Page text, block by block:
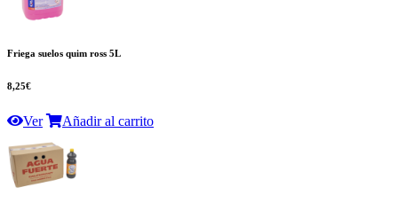
Friega suelos quim ross 5L
8,25€
Ver Añadir al carrito